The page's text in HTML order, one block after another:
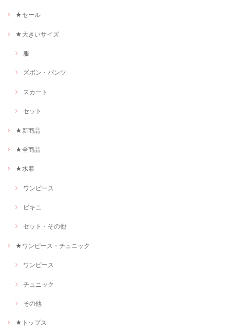
★セール
★大きいサイズ
服
ズボン・パンツ
スカート
セット
★新商品
★全商品
★水着
ワンピース
ビキニ
セット・その他
★ワンピース・チュニック
ワンピース
チュニック
その他
★トップス